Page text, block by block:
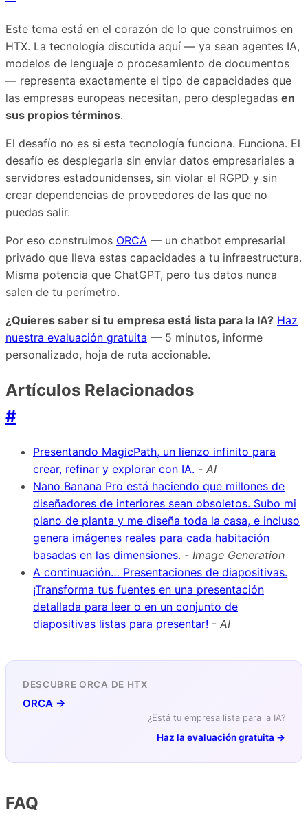
Este tema está en el corazón de lo que construimos en
HTX. La tecnología discutida aquí — ya sean agentes IA,
modelos de lenguaje o procesamiento de documentos
— representa exactamente el tipo de capacidades que
las empresas europeas necesitan, pero desplegadas en
sus propios términos.
El desafío no es si esta tecnología funciona. Funciona. El
desafío es desplegarla sin enviar datos empresariales a
servidores estadounidenses, sin violar el RGPD y sin
crear dependencias de proveedores de las que no
puedas salir.
Por eso construimos ORCA — un chatbot empresarial
privado que lleva estas capacidades a tu infraestructura.
Misma potencia que ChatGPT, pero tus datos nunca
salen de tu perímetro.
¿Quieres saber si tu empresa está lista para la IA? Haz
nuestra evaluación gratuita — 5 minutos, informe
personalizado, hoja de ruta accionable.
Artículos Relacionados
#
Presentando MagicPath, un lienzo infinito para
crear, refinar y explorar con IA. - AI
Nano Banana Pro está haciendo que millones de
diseñadores de interiores sean obsoletos. Subo mi
plano de planta y me diseña toda la casa, e incluso
genera imágenes reales para cada habitación
basadas en las dimensiones. - Image Generation
A continuación… Presentaciones de diapositivas.
¡Transforma tus fuentes en una presentación
detallada para leer o en un conjunto de
diapositivas listas para presentar! - AI
DESCUBRE ORCA DE HTX
ORCA →
¿Está tu empresa lista para la IA?
Haz la evaluación gratuita →
FAQ